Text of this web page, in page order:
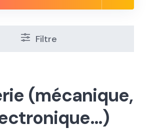
Filtre
(mécanique,